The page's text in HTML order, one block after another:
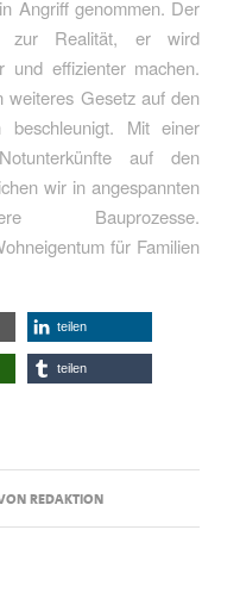
Angriff genommen. Der
zur Realität, er wird
und effizienter machen.
weiteres Gesetz auf den
Mit einer
auf den
wir in angespannten
Bauprozesse.
für Familien
teilen
teilen
REDAKTION